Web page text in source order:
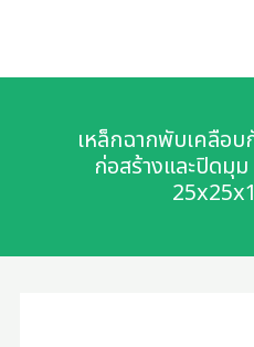
content
เหล็กฉากพับเคลือบ
ก่อสร้างและปิดมุ